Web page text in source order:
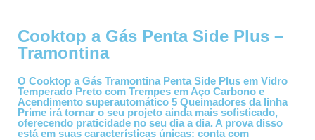
Cooktop a Gás Penta Side Plus –
Tramontina
O Cooktop a Gás Tramontina Penta Side Plus em Vidro
Temperado Preto com Trempes em Aço Carbono e
Acendimento superautomático 5 Queimadores da linha
Prime irá tornar o seu projeto ainda mais sofisticado,
oferecendo praticidade no seu dia a dia. A prova disso
está em suas características únicas: conta com